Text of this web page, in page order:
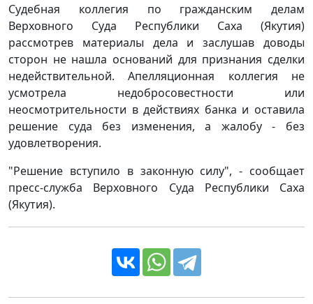
Судебная коллегия по гражданским делам
Верховного Суда Республики Саха (Якутия)
рассмотрев материалы дела и заслушав доводы
сторон не нашла оснований для признания сделки
недействительной. Апелляционная коллегия не
усмотрела недобросовестности или
неосмотрительности в действиях банка и оставила
решение суда без изменения, а жалобу - без
удовлетворения.
"Решение вступило в законную силу", - сообщает
пресс-служба Верховного Суда Республики Саха
(Якутия).